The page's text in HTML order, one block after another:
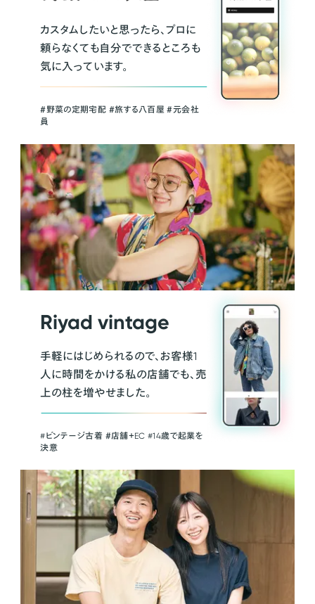
カスタムしたいと思ったら、プロに
頼らなくても自分でできるところも
気に入っています。
＃野菜の定期宅配 ＃旅する八百屋 ＃元会社
員
Riyad vintage
手軽にはじめられるので、お客様1
人に時間をかける私の店舗でも、売
上の柱を増やせました。
#ビンテージ古着 ＃店舗＋EC #14歳で起業を
決意